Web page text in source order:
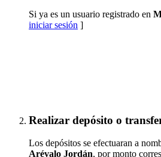
Si ya es un usuario registrado en
iniciar sesión ]
Realizar depósito o
Los depósitos se efectuaran a
Arévalo Jordán, por monto